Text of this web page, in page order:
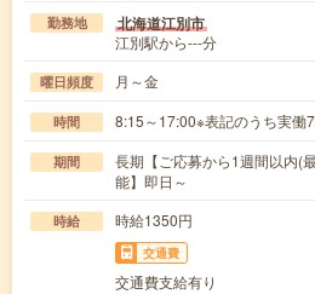
勤務地 北海道江別市
江別駅から---分
曜日頻度 月～金
時間 8:15～17:00※表記のうち実働7
期間
長期【ご応募から1週間以内(
能】即日～
時給 時給1350円
交通費
交通費支給有り